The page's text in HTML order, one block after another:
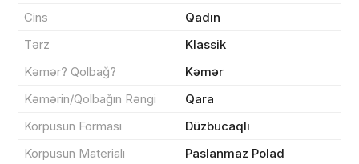
Cins
Qadın
Tərz
Klassik
Kəmər? Qolbağ?
Kəmər
Kəmərin/Qolbağın Rəngi
Qara
Korpusun Forması
Düzbucaqlı
Korpusun Materialı
Paslanmaz Polad
Sifarişin detalları
Məhsul toplam
Endirim